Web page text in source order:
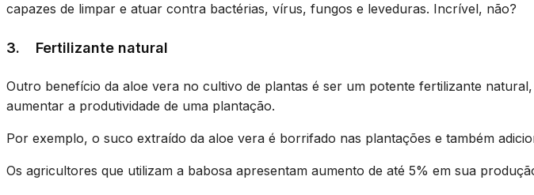
capazes de limpar e atuar contra bactérias, vírus, fungos e leveduras. Incrível, não?
3. Fertilizante natural
Outro benefício da aloe vera no cultivo de plantas é ser um potente fertilizante
aumentar a produtividade de uma plantação.
Por exemplo, o suco extraído da aloe vera é borrifado nas plantações e também
Os agricultores que utilizam a babosa apresentam aumento de até 5% em sua